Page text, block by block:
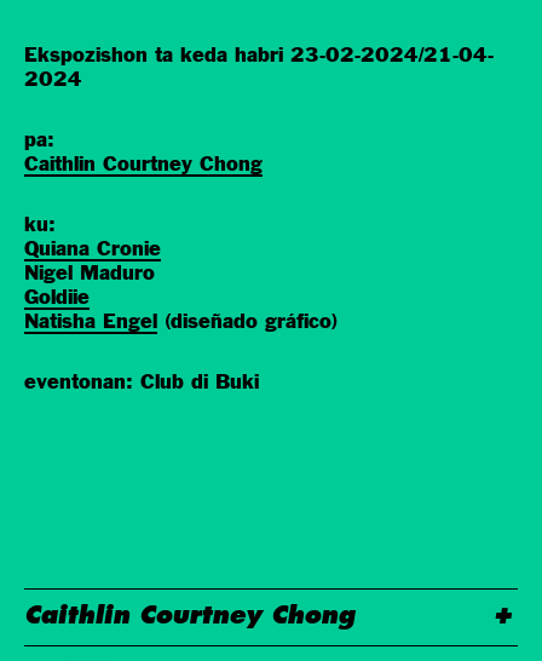
Ekspozishon ta keda habri 23-02-2024/21-04-
2024
pa:
Caithlin Courtney Chong
ku:
Quiana Cronie
Nigel Maduro
Goldiie
Natisha Engel
(diseñado gráfico)
eventonan: Club di Buki
Caithlin Courtney Chong